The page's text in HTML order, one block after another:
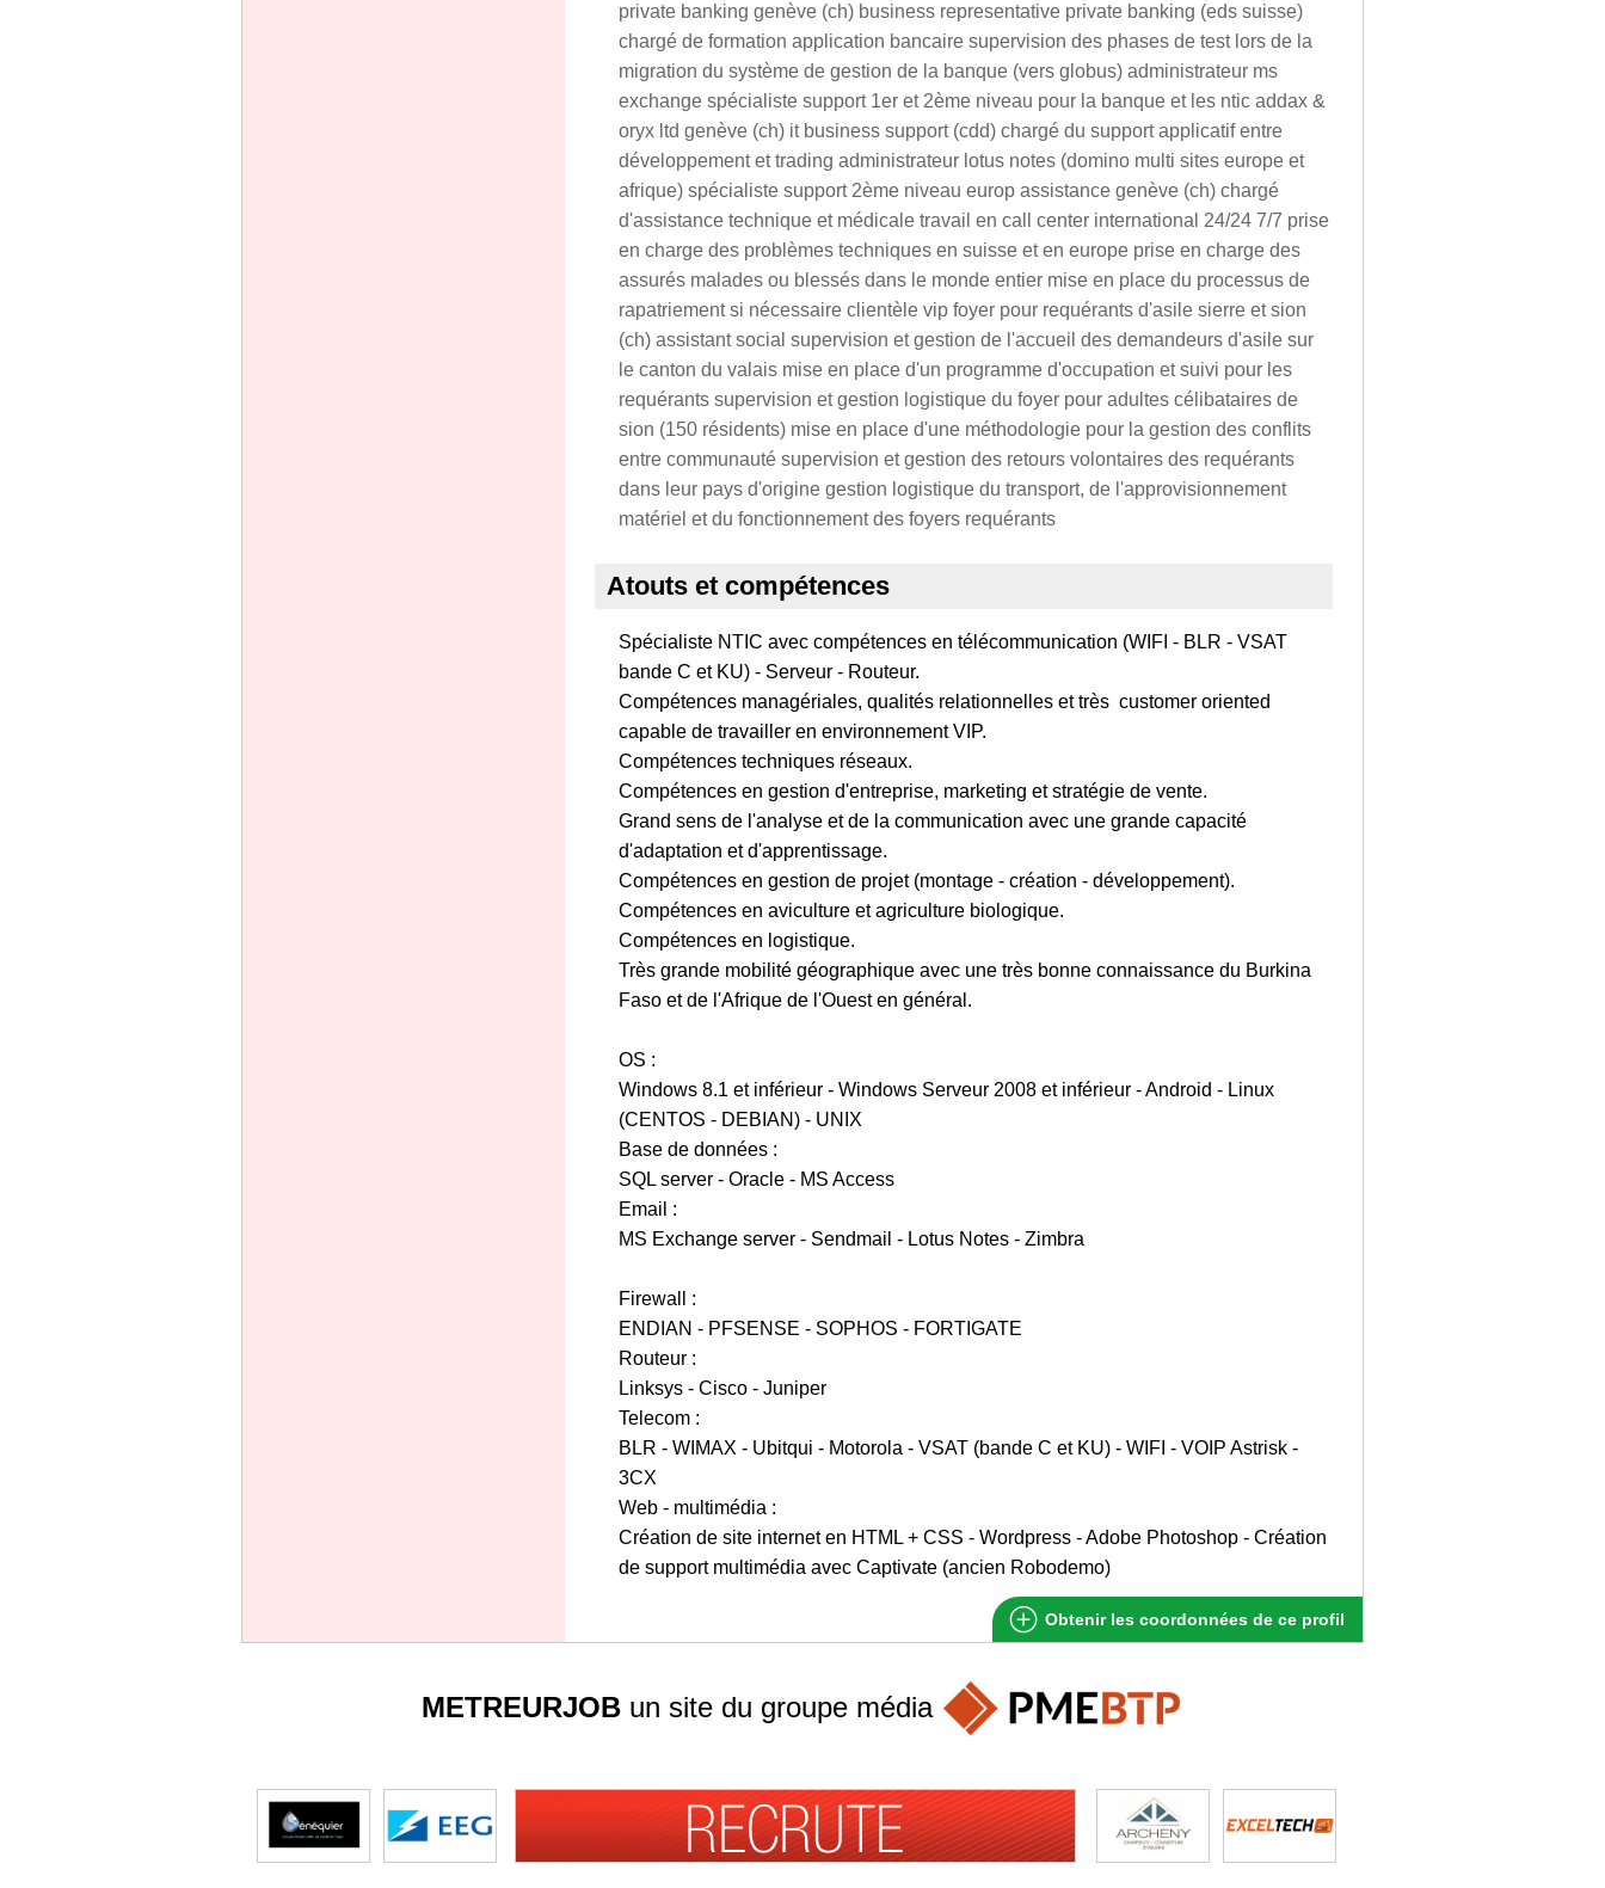
private banking genève (ch) business representative private banking (eds suisse)
chargé de formation application bancaire supervision des phases de test lors de la
migration du système de gestion de la banque (vers globus) administrateur ms
exchange spécialiste support 1er et 2ème niveau pour la banque et les ntic addax &
oryx ltd genève (ch) it business support (cdd) chargé du support applicatif entre
développement et trading administrateur lotus notes (domino multi sites europe et
afrique) spécialiste support 2ème niveau europ assistance genève (ch) chargé
d'assistance technique et médicale travail en call center international 24/24 7/7 prise
en charge des problèmes techniques en suisse et en europe prise en charge des
assurés malades ou blessés dans le monde entier mise en place du processus de
rapatriement si nécessaire clientèle vip foyer pour requérants d'asile sierre et sion
(ch) assistant social supervision et gestion de l'accueil des demandeurs d'asile sur
le canton du valais mise en place d'un programme d'occupation et suivi pour les
requérants supervision et gestion logistique du foyer pour adultes célibataires de
sion (150 résidents) mise en place d'une méthodologie pour la gestion des conflits
entre communauté supervision et gestion des retours volontaires des requérants
dans leur pays d'origine gestion logistique du transport, de l'approvisionnement
matériel et du fonctionnement des foyers requérants
Atouts et compétences
Spécialiste NTIC avec compétences en télécommunication (WIFI - BLR - VSAT
bande C et KU) - Serveur - Routeur.
Compétences managériales, qualités relationnelles et très customer oriented
capable de travailler en environnement VIP.
Compétences techniques réseaux.
Compétences en gestion d'entreprise, marketing et stratégie de vente.
Grand sens de l'analyse et de la communication avec une grande capacité
d'adaptation et d'apprentissage.
Compétences en gestion de projet (montage - création - développement).
Compétences en aviculture et agriculture biologique.
Compétences en logistique.
Très grande mobilité géographique avec une très bonne connaissance du Burkina
Faso et de l'Afrique de l'Ouest en général.
OS :
Windows 8.1 et inférieur - Windows Serveur 2008 et inférieur - Android - Linux
(CENTOS - DEBIAN) - UNIX
Base de données :
SQL server - Oracle - MS Access
Email :
MS Exchange server - Sendmail - Lotus Notes - Zimbra
Firewall :
ENDIAN - PFSENSE - SOPHOS - FORTIGATE
Routeur :
Linksys - Cisco - Juniper
Telecom :
BLR - WIMAX - Ubitqui - Motorola - VSAT (bande C et KU) - WIFI - VOIP Astrisk -
3CX
Web - multimédia :
Création de site internet en HTML + CSS - Wordpress - Adobe Photoshop - Création
de support multimédia avec Captivate (ancien Robodemo)
Obtenir les coordonnées de ce profil
METREURJOB un site du groupe média